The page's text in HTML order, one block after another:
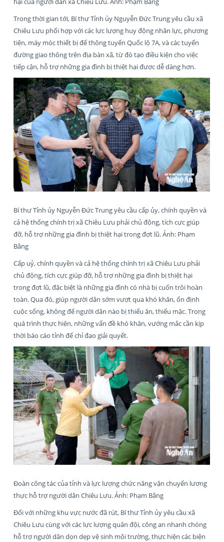
Trong thời gian tới, Bí thư Tỉnh ủy Nguyễn Đức Trung yêu cầu xã
Chiêu Lưu phối hợp với các lực lượng huy động nhân lực, phương
tiện, máy móc thiết bị để thông tuyến Quốc lộ 7A, và các tuyến
đường giao thông trên địa bàn xã, từ đó tạo điều kiện cho việc
tiếp cận, hỗ trợ những gia đình bị thiệt hại được dễ dàng hơn.
Bí thư Tỉnh ủy Nguyễn Đức Trung yêu cầu cấp ủy, chính quyền và
cả hệ thống chính trị xã Chiêu Lưu phải chủ động, tích cực giúp
đỡ, hỗ trợ những gia đình bị thiệt hại trong đợt lũ. Ảnh: Phạm
Bằng
Cấp uỷ, chính quyền và cả hệ thống chính trị xã Chiêu Lưu phải
chủ động, tích cực giúp đỡ, hỗ trợ những gia đình bị thiệt hại
trong đợt lũ, đặc biệt là những gia đình có nhà bị cuốn trôi hoàn
toàn. Qua đó, giúp người dân sớm vượt qua khó khăn, ổn định
cuộc sống, không để người dân nào bị thiếu ăn, thiếu mặc. Trong
quá trình thực hiện, những vấn đề khó khăn, vướng mắc cần kịp
thời báo cáo tỉnh để chỉ đạo giải quyết.
Đoàn công tác của tỉnh và lực lượng chức năng vận chuyển lương
thực hỗ trợ người dân Chiêu Lưu. Ảnh: Phạm Bằng
Đối với những khu vực nước đã rút, Bí thư Tỉnh ủy yêu cầu xã
Chiêu Lưu cùng với các lực lượng quân đội, công an nhanh chóng
hỗ trợ người dân dọn dẹp vệ sinh môi trường, thực hiện các biện